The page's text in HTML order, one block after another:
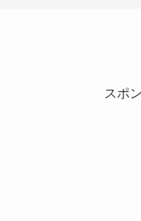
スポ